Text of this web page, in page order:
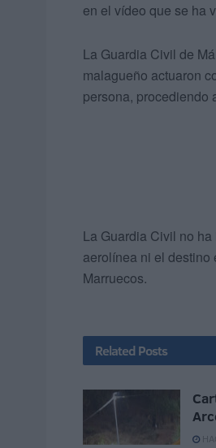
en el vídeo que se ha
La Guardia Civil de
malagueño actuaron
persona, procediendo
La Guardia Civil no
aerolínea ni el destino
Marruecos.
Related Posts